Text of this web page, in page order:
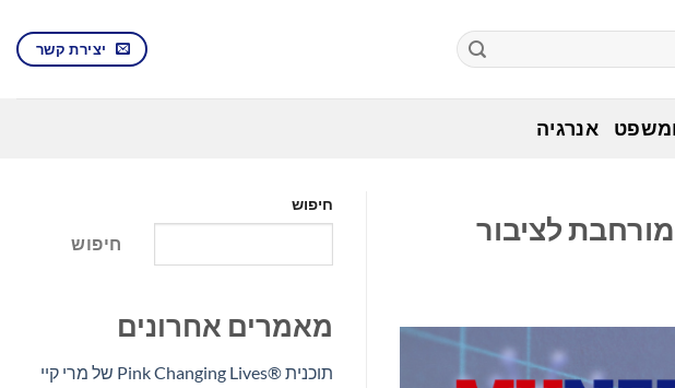
יצירת קשר
אנרגיה
חיפוש
חיפוש
מאמרים אחרונים
תוכנית Pink Changing Lives®‎ של מרי קיי